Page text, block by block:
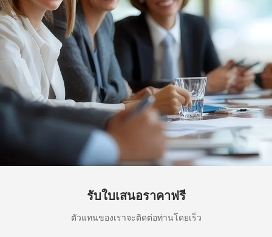
รับใบเสนอราคาฟรี
ตัวแทนของเราจะติดต่อท่านโดยเร็ว